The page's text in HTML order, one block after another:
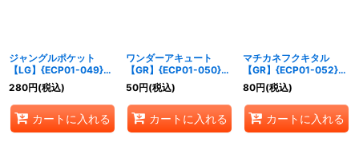
ジャングルポケット
【LG】{ECP01-049}
《ビショップ》
280円(税込)
カートに入れる
ワンダーアキュート
【GR】{ECP01-050}
《ビショップ》
50円(税込)
カートに入れる
マチカネフクキタル
【GR】{ECP01-052}
《ビショップ》
80円(税込)
カートに入れる